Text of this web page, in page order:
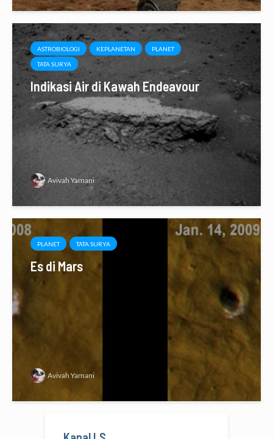
ASTROBIOLOGI KEPLANETAN PLANET
TATA SURYA
Indikasi Air di Kawah Endeavour
Avivah Yamani
PLANET TATA SURYA
Es di Mars
Avivah Yamani